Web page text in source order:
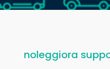
noleggiora